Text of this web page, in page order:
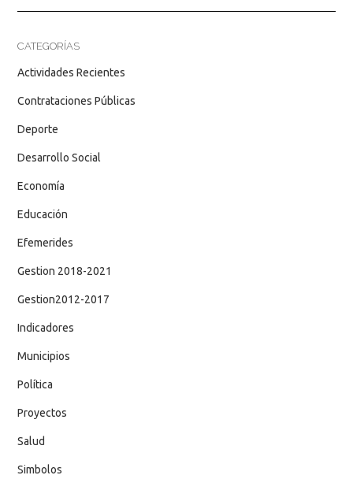
CATEGORÍAS
Actividades Recientes
Contrataciones Públicas
Deporte
Desarrollo Social
Economía
Educación
Efemerides
Gestion 2018-2021
Gestion2012-2017
Indicadores
Municipios
Política
Proyectos
Salud
Simbolos